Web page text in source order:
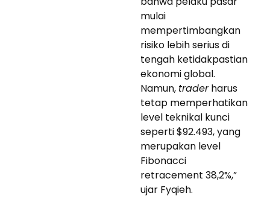
mulai
mempertimbangkan
risiko lebih serius di
tengah ketidakpastian
ekonomi global.
Namun, traderharus
tetap memperhatikan
level teknikal kunci
seperti $92.493, yang
merupakan level
Fibonacci
retracement 38,2%,”
ujar Fyqieh.